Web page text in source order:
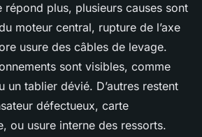
répond plus, plusieurs causes sont
moteur central, rupture de l’axe
usure des câbles de levage.
sont visibles, comme
un tablier dévié. D’autres restent
défectueux, carte
ou usure interne des ressorts.